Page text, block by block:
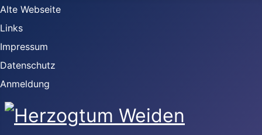
Alte Webseite
Links
Impressum
Datenschutz
Anmeldung